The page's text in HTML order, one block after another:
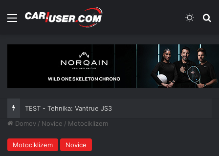
Meni
TEST - Tehnika: Vantrue JS3
Domov / Novice / Motociklizem
Motociklizem Novice